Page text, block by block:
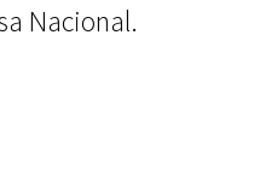
Nacional.